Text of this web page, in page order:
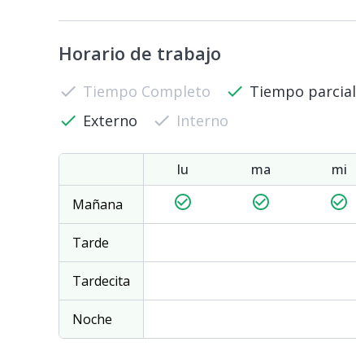
Horario de trabajo
check Tiempo Completo check Tiempo parcial
check Externo check Interno
lu ma mi
Mañana
check_circle_outline check_circle_outline check_circle_outline
Tarde
Tardecita
Noche